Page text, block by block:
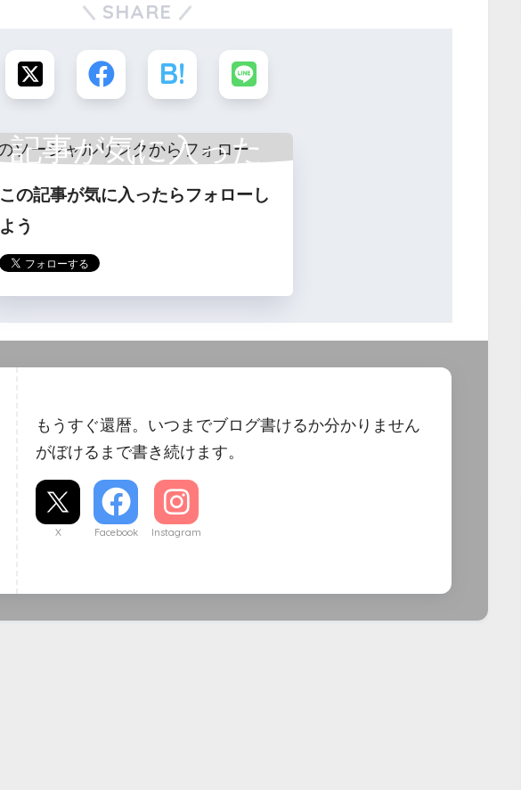
SHARE
記事が気に入った
らフォロー
この記事が気に入ったらフォローし
よう
もうすぐ還暦。いつまでブログ書けるか分かりません
がぼけるまで書き続けます。
X Facebook Instagram